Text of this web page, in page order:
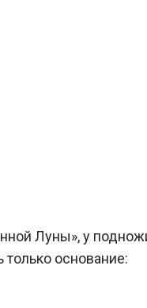
Луны», у
основание: